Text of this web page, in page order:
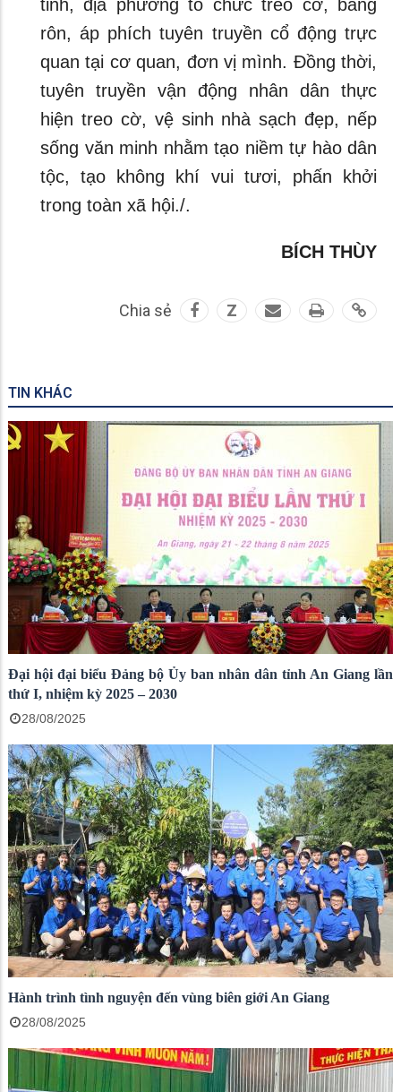
tỉnh, địa phương tổ chức treo cờ, băng
rôn, áp phích tuyên truyền cổ động trực
quan tại cơ quan, đơn vị mình. Đồng thời,
tuyên truyền vận động nhân dân thực
hiện treo cờ, vệ sinh nhà sạch đẹp, nếp
sống văn minh nhằm tạo niềm tự hào dân
tộc, tạo không khí vui tươi, phấn khởi
trong toàn xã hội./.
BÍCH THÙY
Chia sẻ Z
TIN KHÁC
Đại hội đại biểu Đảng bộ Ủy ban nhân dân tỉnh An Giang lần
thứ I, nhiệm kỳ 2025 – 2030
28/08/2025
Hành trình tình nguyện đến vùng biên giới An Giang
28/08/2025